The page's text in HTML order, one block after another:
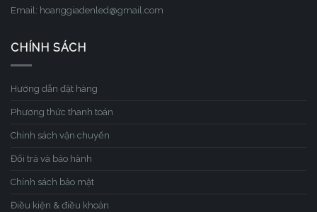
Email: hoanggiadenled@gmail.com
CHÍNH SÁCH
Hướng dẫn đặt hàng
Phương thức thanh toán
Chính sách vận chuyển
Đổi trả và bảo hành
Chính sách bảo mật
Điều kiện & điều khoản